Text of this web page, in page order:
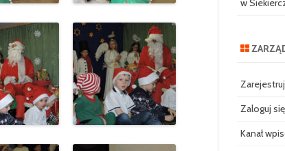
w
Zaloguj się
Kanał